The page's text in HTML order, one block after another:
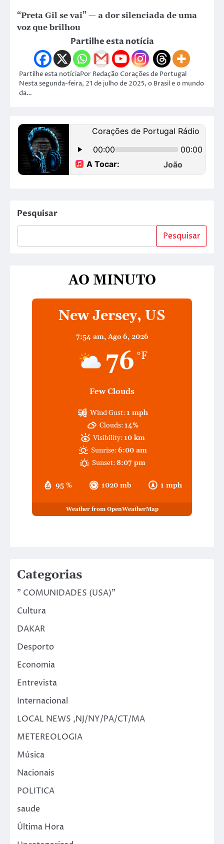
“Preta Gil se vai” — a dor silenciada de uma
voz que brilhou
Partilhe esta notícia
Partilhe esta notíciaPor Redação Corações de Portugal
Nesta segunda-feira, 21 de julho de 2025, o Brasil e o mundo
da…
Pesquisar
Pesquisar
AO MINUTO
New Jersey, US
7:54 am, Ago 6, 2026
76 °F
Few Clouds
95 % 1020 mb 1 mph
Wind Gust: 1 mph
Clouds: 14%
Visibility: 10 km
Sunrise:6:00 am
Sunset:8:07 pm
Weather from OpenWeatherMap
Categorias
" COMUNIDADES (USA)"
Cultura
DAKAR
Desporto
Economia
Entrevista
Internacional
LOCAL NEWS ,NJ/NY/PA/CT/MA
METEREOLOGIA
Música
Nacionais
POLITICA
saude
Última Hora